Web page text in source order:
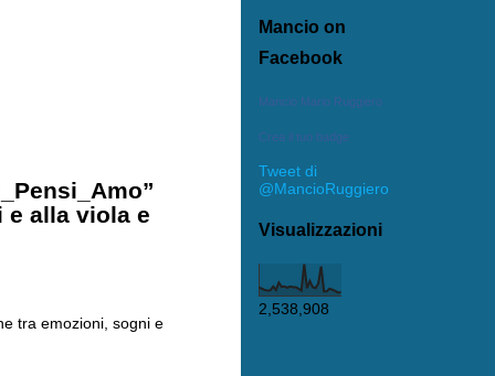
Mancio on
Facebook
Mancio Mario Ruggiero
Crea il tuo badge
Tweet di
@MancioRuggiero
Visualizzazioni
2,538,908
e alla viola e
tra emozioni, sogni e